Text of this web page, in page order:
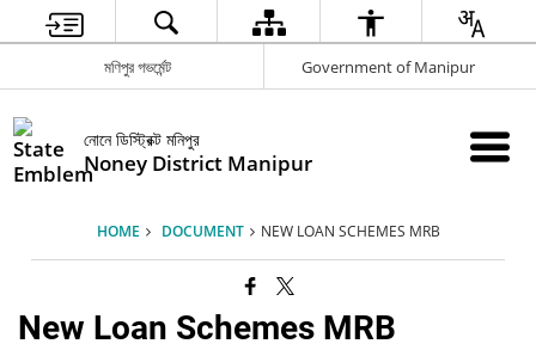
মণিপুর গভর্মেন্ট Government of Manipur
নোনে ডিস্ট্রিক্ট মনিপুর
Noney District Manipur
HOME DOCUMENT NEW LOAN SCHEMES MRB
New Loan Schemes MRB